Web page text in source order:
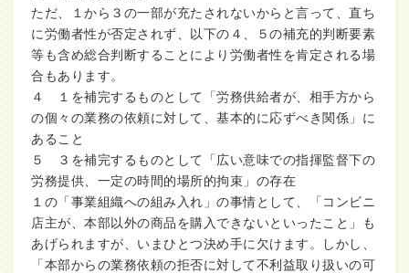
ただ、１から３の一部が充たされないからと言って、直ち
に労働者性が否定されず、以下の４、５の補充的判断要素
等も含め総合判断することにより労働者性を肯定される場
合もあります。
４ １を補完するものとして「労務供給者が、相手方から
の個々の業務の依頼に対して、基本的に応ずべき関係」に
あること
５ ３を補完するものとして「広い意味での指揮監督下の
労務提供、一定の時間的場所的拘束」の存在
１の「事業組織への組み入れ」の事情として、「コンビニ
店主が、本部以外の商品を購入できないといったこと」も
あげられますが、いまひとつ決め手に欠けます。しかし、
「本部からの業務依頼の拒否に対して不利益取り扱いの可